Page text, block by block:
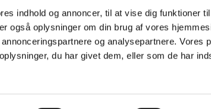
indhold og annoncer, til at vise dig funktioner
også oplysninger om din brug af vores
og analysepartnere. Vores
du har givet dem, eller som de har